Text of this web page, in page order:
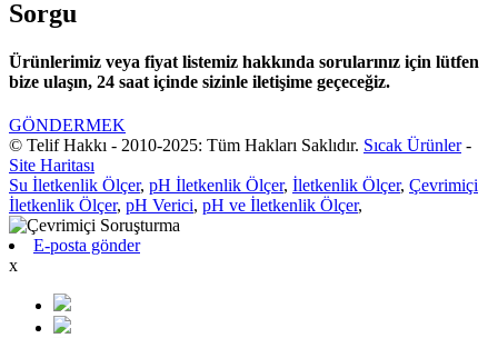
Sorgu
Ürünlerimiz veya fiyat listemiz hakkında sorularınız için lütfen
bize ulaşın, 24 saat içinde sizinle iletişime geçeceğiz.
GÖNDERMEK
© Telif Hakkı - 2010-2025: Tüm Hakları Saklıdır. Sıcak Ürünler-
Site Haritası
Su İletkenlik Ölçer, pH İletkenlik Ölçer, İletkenlik Ölçer, Çevrimiçi
İletkenlik Ölçer, pH Verici, pH ve İletkenlik Ölçer,
E-posta gönder
x